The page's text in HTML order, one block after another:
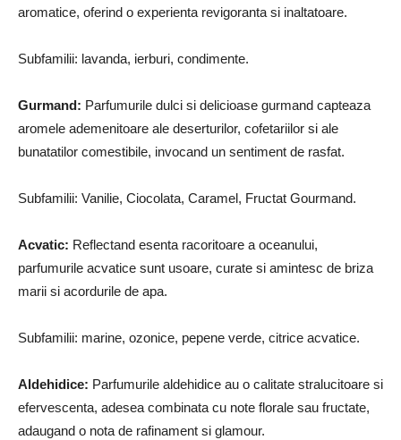
aromatice, oferind o experienta revigoranta si inaltatoare.
Subfamilii: lavanda, ierburi, condimente.
Gurmand: Parfumurile dulci si delicioase gurmand capteaza
aromele ademenitoare ale deserturilor, cofetariilor si ale
bunatatilor comestibile, invocand un sentiment de rasfat.
Subfamilii: Vanilie, Ciocolata, Caramel, Fructat Gourmand.
Acvatic: Reflectand esenta racoritoare a oceanului,
parfumurile acvatice sunt usoare, curate si amintesc de briza
marii si acordurile de apa.
Subfamilii: marine, ozonice, pepene verde, citrice acvatice.
Aldehidice: Parfumurile aldehidice au o calitate stralucitoare si
efervescenta, adesea combinata cu note florale sau fructate,
adaugand o nota de rafinament si glamour.